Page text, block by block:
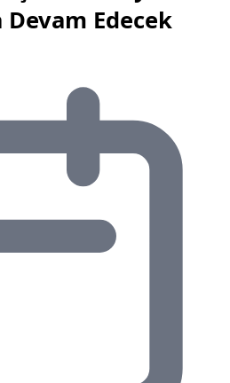
Edecek